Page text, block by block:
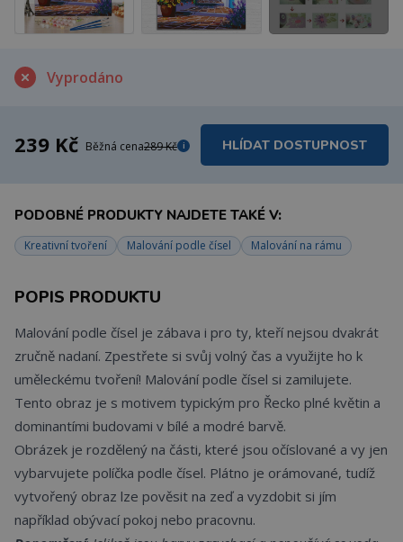
Vyprodáno
239 Kč Běžná cena289 Kč i HLÍDAT DOSTUPNOST
PODOBNÉ PRODUKTY NAJDETE TAKÉ V:
Kreativní tvoření Malování podle čísel Malování na rámu
POPIS PRODUKTU
Malování podle čísel je zábava i pro ty, kteří nejsou dvakrát
zručně nadaní. Zpestřete si svůj volný čas a využijte ho k
uměleckému tvoření! Malování podle čísel si zamilujete.
Tento obraz je s motivem typickým pro Řecko plné květin a
dominantími budovami v bílé a modré barvě.
Obrázek je rozdělený na části, které jsou očíslované a vy jen
vybarvujete políčka podle čísel. Plátno je orámované, tudíž
vytvořený obraz lze pověsit na zeď a vyzdobit si jím
například obývací pokoj nebo pracovnu.